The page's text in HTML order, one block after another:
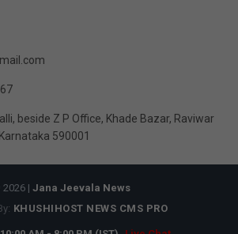
beside Z P Office, Khade Bazar, Raviwar
590001
| Jana Jeevala News
KHUSHIHOST NEWS CMS PRO